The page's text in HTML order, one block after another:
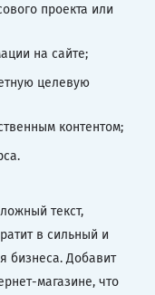
проекта или
на сайте;
целевую
контентом;
текст,
в сильный и
бизнеса. Добавит
магазине, что